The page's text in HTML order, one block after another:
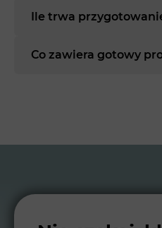
Ile trwa
Co zawiera gotowy